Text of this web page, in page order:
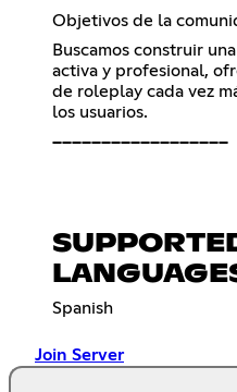
Objetivos de la
Buscamos construir
activa y profesional,
de roleplay cada vez
los usuarios.
━━━━━━━━━━━━━━━━━━
Spanish
Join Server